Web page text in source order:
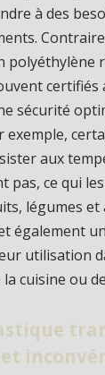
à des
polyéthylène
certifiés
sécurité
exemple,
aux
pas, ce qui
légumes
également
utilisation
la cuisine ou